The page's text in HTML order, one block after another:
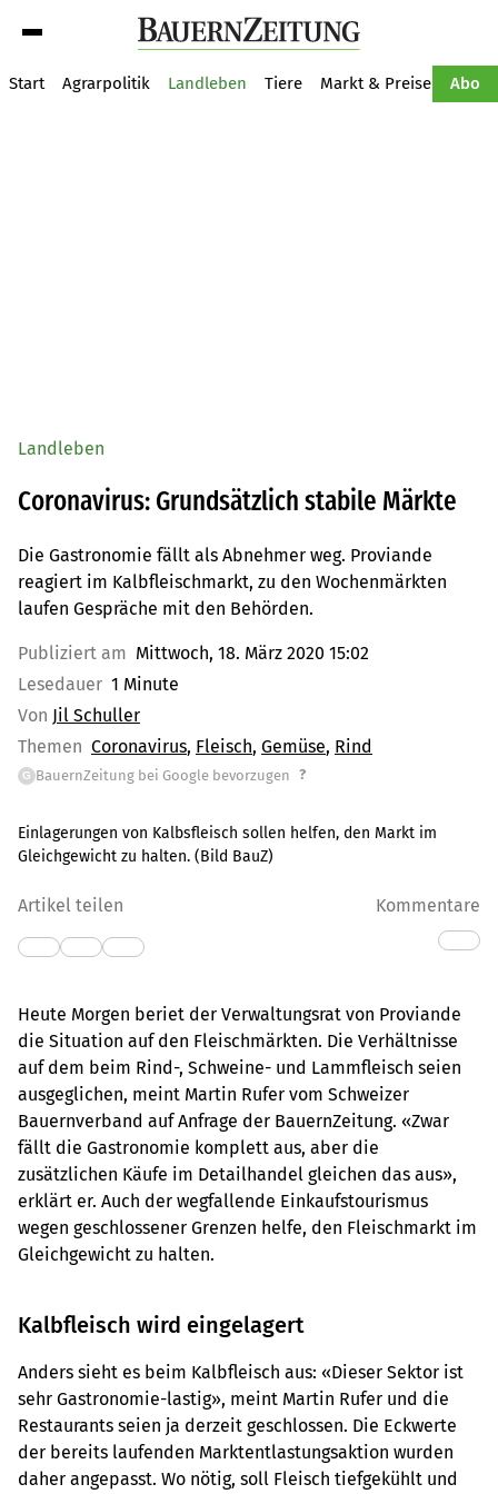
Start Agrarpolitik Landleben Tiere Markt & Preise Abo
Landleben
Coronavirus: Grundsätzlich stabile Märkte
Die Gastronomie fällt als Abnehmer weg. Proviande
reagiert im Kalbfleischmarkt, zu den Wochenmärkten
laufen Gespräche mit den Behörden.
Publiziert am Mittwoch, 18. März 2020 15:02
Lesedauer 1 Minute
Von Jil Schuller
Themen Coronavirus Fleisch Gemüse Rind
G BauernZeitung bei Google bevorzugen ?
Einlagerungen von Kalbsfleisch sollen helfen, den Markt im
Gleichgewicht zu halten. (Bild BauZ)
Artikel teilen Kommentare
Heute Morgen beriet der Verwaltungsrat von Proviande
die Situation auf den Fleischmärkten. Die Verhältnisse
auf dem beim Rind-, Schweine- und Lammfleisch seien
ausgeglichen, meint Martin Rufer vom Schweizer
Bauernverband auf Anfrage der BauernZeitung. «Zwar
fällt die Gastronomie komplett aus, aber die
zusätzlichen Käufe im Detailhandel gleichen das aus»,
erklärt er. Auch der wegfallende Einkaufstourismus
wegen geschlossener Grenzen helfe, den Fleischmarkt im
Gleichgewicht zu halten.
Kalbfleisch wird eingelagert
Anders sieht es beim Kalbfleisch aus: «Dieser Sektor ist
sehr Gastronomie-lastig», meint Martin Rufer und die
Restaurants seien ja derzeit geschlossen. Die Eckwerte
der bereits laufenden Marktentlastungsaktion wurden
daher angepasst. Wo nötig, soll Fleisch tiefgekühlt und